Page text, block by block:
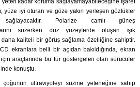
kadar koruma sağlayamayabileceğine işaret
yüze iyi oturan ve göze yakın yerleşen gözlükler
Polarize camlı güneş
süzerken düz yüzeylerde oluşan ışık
daha kaliteli bir görüş sağlama özelliğine sahiptir.
ekranlara belli bir açıdan bakıldığında, ekran
araçlarında bu tür göstergeleri olan sürücüler
konuştu.
çoğunun ultraviyoleyi süzme yeteneğine sahip